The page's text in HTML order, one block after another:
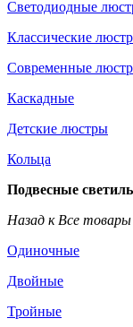
Светодиодные
Классические
Современные
Каскадные
Детские люстры
Кольца
Подвесные
Назад к Все товары
Одиночные
Двойные
Тройные